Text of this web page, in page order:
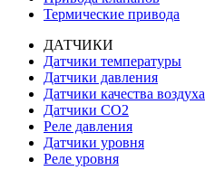
Термические привода
ДАТЧИКИ
Датчики температуры
Датчики давления
Датчики качества воздуха
Датчики СО2
Реле давления
Датчики уровня
Реле уровня